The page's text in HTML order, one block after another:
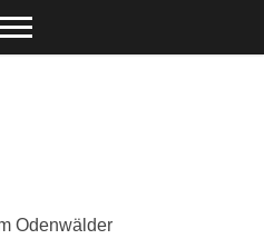
Odenwälder